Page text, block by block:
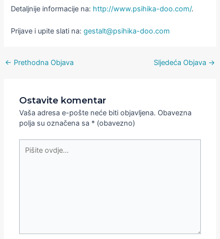
Detaljnije informacije na: http://www.psihika-doo.com/.
Prijave i upite slati na:gestalt@psihika-doo.com
← Prethodna Objava Sljedeća Objava →
Ostavite komentar
Vaša adresa e-pošte neće biti objavljena. Obavezna
polja su označena sa * (obavezno)
ovdje...